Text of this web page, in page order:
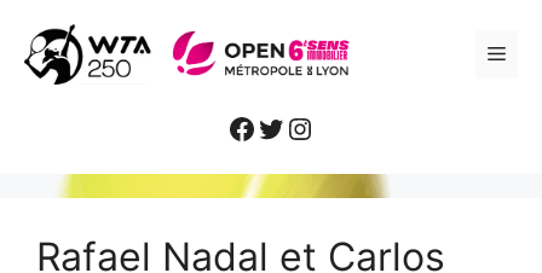
contenu
Facebook
Twitter
Instagram
Rafael Nadal et Carlos